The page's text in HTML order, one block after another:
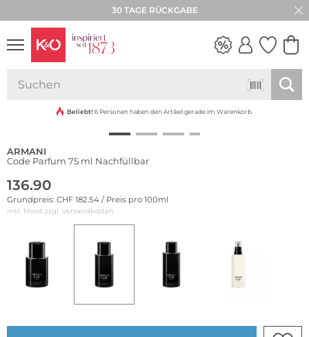
30 TAGE RÜCKGABE
VIBES
Beliebt! 6 Personen haben den Artikel gerade im Warenkorb
ARMANI
Code Parfum 75 ml Nachfüllbar
136.90
Grundpreis: CHF 182.54 / Preis pro 100ml
inkl. Mwst zzgl. Versandkosten